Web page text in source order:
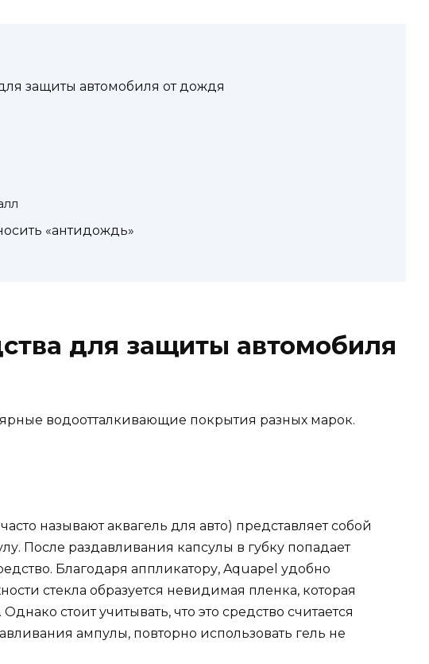
защиты автомобиля от дождя
«антидождь»
для защиты автомобиля
водоотталкивающие покрытия разных марок.
называют аквагель для авто) представляет собой
После раздавливания капсулы в губку попадает
Благодаря аппликатору, Aquapel удобно
стекла образуется невидимая пленка, которая
стоит учитывать, что это средство считается
ампулы, повторно использовать гель не